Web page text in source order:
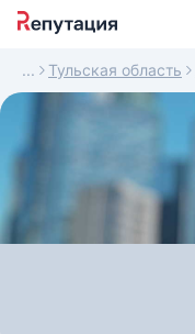
Тульская область